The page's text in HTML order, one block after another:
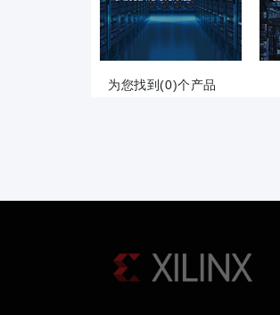
为您找到(0)个产品